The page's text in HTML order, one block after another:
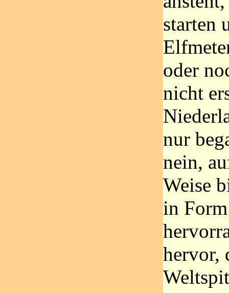
starten
oder
nicht
nur
nein,
Weise
in
hervor,